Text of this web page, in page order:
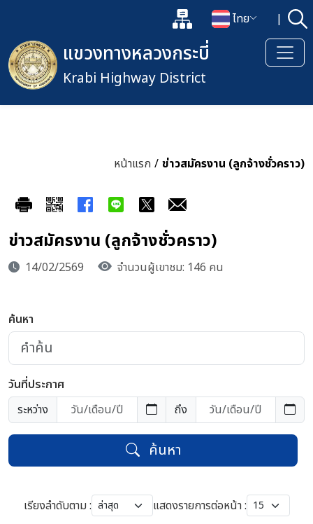
แผนผังเว็บไซต์
เปลี่ยนภาษา
ไทย | ค้
เปิดกล่องค้นหาข้อมูลหลักของเ
แขวงทางหลวงกระบี่
Krabi Highway District
หน้าแรก / ข่าวสมัครงาน (ลูกจ้างชั่วคราว)
ข่าวสมัครงาน (ลูกจ้างชั่วคราว)
14/02/2569 จำนวนผู้เขาชม: 146 คน
ค้นหา
วันที่ประกาศ
ระหว่าง
ถึง
ค้นหา
เรียงลำดับตาม : แสดงรายการต่อหน้า :